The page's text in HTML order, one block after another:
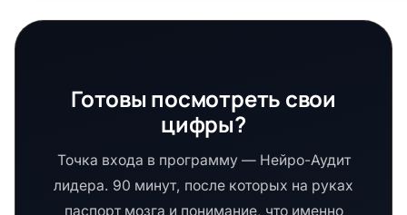
Готовы посмотреть свои
цифры?
Точка входа в программу — Нейро-Аудит
лидера. 90 минут, после которых на руках
паспорт мозга и понимание, что именно